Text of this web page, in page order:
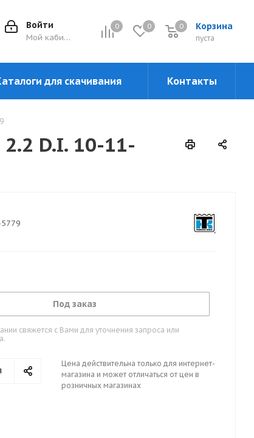
0 0 Корзина
0
пуста
0
Войти
Мой кабинет
для скачивания Контакты
D.I. 10-11-
Под заказ
свяжется с Вами для уточнения запроса или
Цена действительна только для интернет-
магазина и может отличаться от цен в
розничных магазинах